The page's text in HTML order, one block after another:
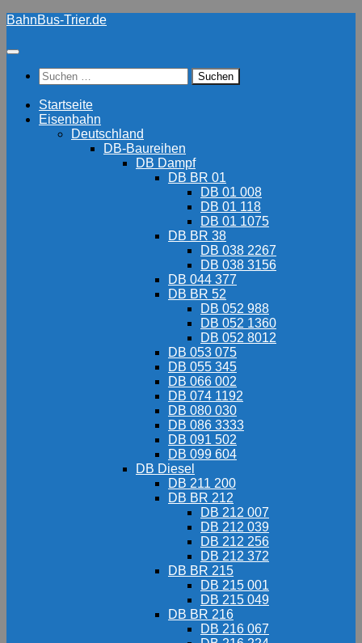
Zum
springen
BahnBus-Trier.de
Suchen
nach:
Startseite
Eisenbahn
Deutschland
DB-Baureihen
DB Dampf
DB BR 01
DB 01 008
DB 01 118
DB 01 1075
DB BR 38
DB 038 2267
DB 038 3156
DB 044 377
DB BR 52
DB 052 988
DB 052 1360
DB 052 8012
DB 053 075
DB 055 345
DB 066 002
DB 074 1192
DB 080 030
DB 086 3333
DB 091 502
DB 099 604
DB Diesel
DB 211 200
DB BR 212
DB 212 007
DB 212 039
DB 212 256
DB 212 372
DB BR 215
DB 215 001
DB 215 049
DB BR 216
DB 216 067